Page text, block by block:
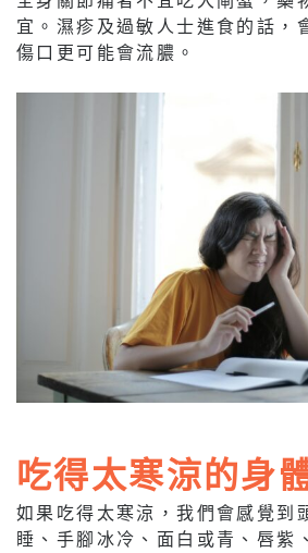
宜。濕疹及過敏人士進食的話，
傷口更可能會流膿。
吃得太寒涼的身
如果吃得太寒涼，我們會感覺到
睡、手腳冰冷、面白或青、唇紫